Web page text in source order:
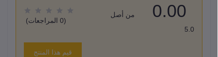
0.00
من أصل
5.0
(0 المراجعات)
قيم هذا المنتج